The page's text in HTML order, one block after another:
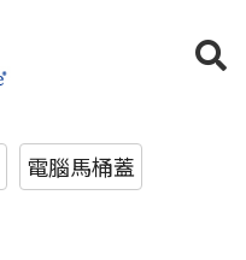
電腦馬桶蓋